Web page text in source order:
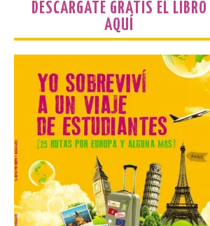
Gijon prohíbe el baño en
San Lorenzo, Poniente y
Arbeyal el día del eclipse a
partir de las 19.00 horas.
8 Ago 2026
Incide en que el eclipse se
verá desde múltiples
puntos de la ciudad, por lo
que no será necesario
desplazarse y se
recomienda no acudir a Gijón/Xixón en
coche ni usarlo ese día. Los accesos a
la Campa Torres y La […]
DESCÁRGATE GRATIS EL LIBRO
AQUÍ